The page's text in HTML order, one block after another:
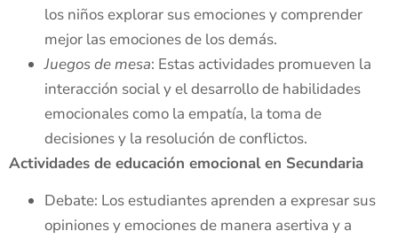
los niños explorar sus emociones y comprender
mejor las emociones de los demás.
Juegos de mesa: Estas actividades promueven la
interacción social y el desarrollo de habilidades
emocionales como la empatía, la toma de
decisiones y la resolución de conflictos.
Actividades de educación emocional en Secundaria
Debate: Los estudiantes aprenden a expresar sus
opiniones y emociones de manera asertiva y a